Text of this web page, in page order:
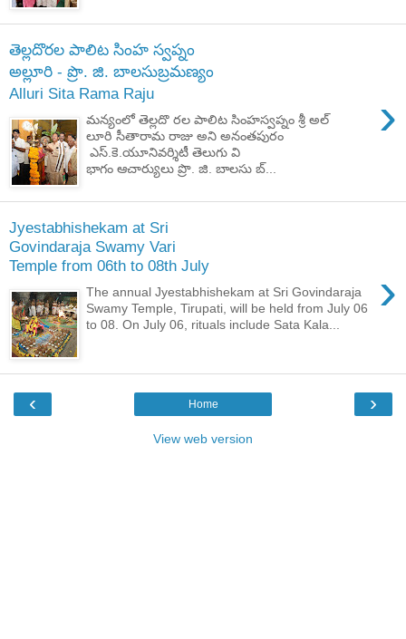
తెల్లదొరల పాలిట సింహ స్వప్నం
అల్లూరి - ప్రొ. జి. బాలసుబ్రమణ్యం
Alluri Sita Rama Raju
›
మన్యంలో తెల్లదొ రల పాలిట సింహస్వప్నం శ్రీ అల్
లూరి సీతారామ రాజు అని అనంతపురం
ఎస్.కె.యూనివర్శిటీ తెలుగు వి
భాగం ఆచార్యులు ప్రొ. జి. బాలసు బ్...
Jyestabhishekam at Sri
Govindaraja Swamy Vari
Temple from 06th to 08th July
›
The annual Jyestabhishekam at Sri Govindaraja
Swamy Temple, Tirupati, will be held from July 06
to 08. On July 06, rituals include Sata Kala...
‹ ›
Home
View web version